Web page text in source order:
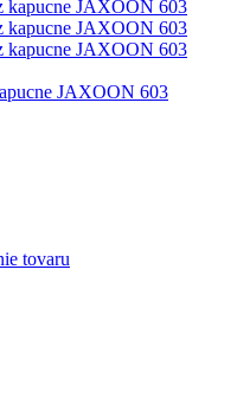
JAXOON 603
tovaru